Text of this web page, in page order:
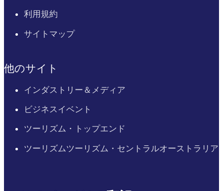
利用規約
サイトマップ
他のサイト
インダストリー＆メディア
ビジネスイベント
ツーリズム・トップエンド
ツーリズムツーリズム・セントラルオーストラリア